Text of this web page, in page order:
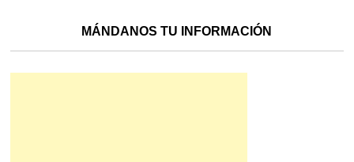
MÁNDANOS TU INFORMACIÓN